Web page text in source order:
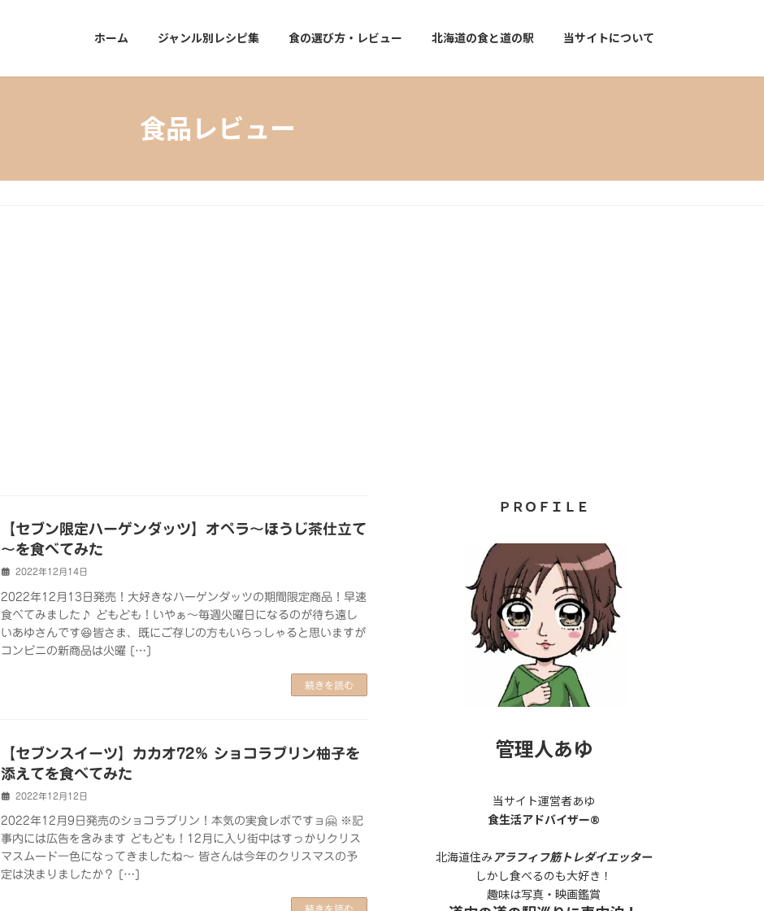
ホーム ジャンル別レシピ集 食の選び方・レビュー 北海道の食と道の駅 当サイトについて
食品レビュー
【セブン限定ハーゲンダッツ】オペラ～ほうじ茶仕立て
～を食べてみた
2022年12月14日
2022年12月13日発売！大好きなハーゲンダッツの期間限定商品！早速
食べてみました♪ どもども！いやぁ～毎週火曜日になるのが待ち遠し
いあゆさんです😆皆さま、既にご存じの方もいらっしゃると思いますが
コンビニの新商品は火曜 […]
続きを読む
【セブンスイーツ】カカオ72％ ショコラプリン柚子を
添えてを食べてみた
2022年12月12日
2022年12月9日発売のショコラプリン！本気の実食レポですョ🤗 ※記
事内には広告を含みます どもども！12月に入り街中はすっかりクリス
マスムード一色になってきましたね～ 皆さんは今年のクリスマスの予
定は決まりましたか？ […]
続きを読む
ＰＲＯＦＩＬＥ
管理人あゆ
当サイト運営者あゆ
食生活アドバイザー®
北海道住み アラフィフ筋トレダイエッター
しかし食べるのも大好き！
趣味は写真・映画鑑賞